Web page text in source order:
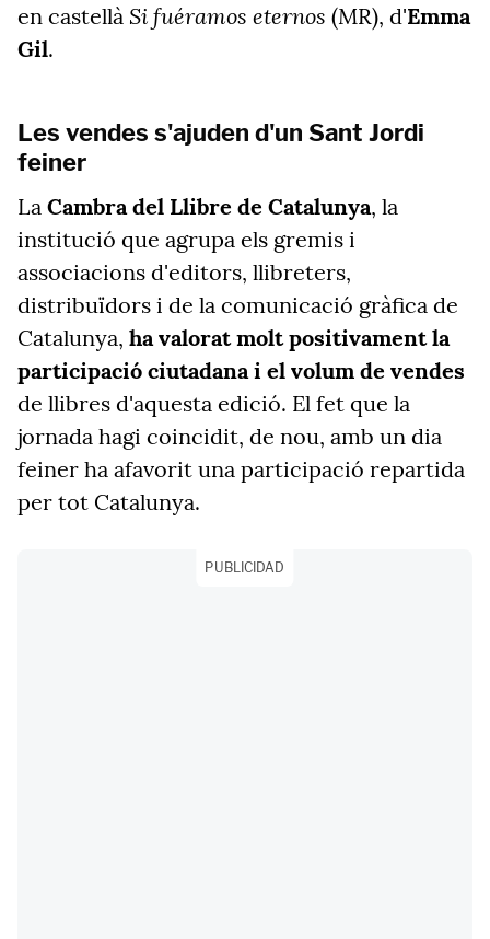
en castellà Si fuéramos eternos (MR), d'Emma
Gil.
Les vendes s'ajuden d'un Sant Jordi
feiner
La Cambra del Llibre de Catalunya, la
institució que agrupa els gremis i
associacions d'editors, llibreters,
distribuïdors i de la comunicació gràfica de
Catalunya, ha valorat molt positivament la
participació ciutadana i el volum de vendes
de llibres d'aquesta edició. El fet que la
jornada hagi coincidit, de nou, amb un dia
feiner ha afavorit una participació repartida
per tot Catalunya.
PUBLICIDAD